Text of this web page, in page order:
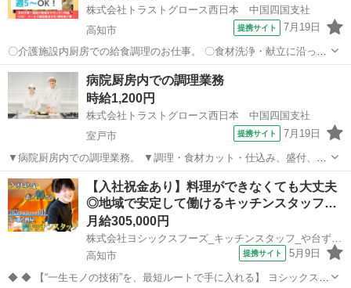
株式会社トラストグロース西日本 中国四国支社
高知市
提携サイト 7月19日
〇介護施設内厨房での給食調理のお仕事。 〇食材洗浄・献立に沿った
調理・盛付け・配膳・食器洗浄・掃除 等。 ●難しい調理作業はない
ので、福祉施設での勤務が初めての方でも安心です。 《必須資格》 ◇
不問 《必須条件》 ◇給...
高知 高知市 キッチン
病院厨房内での調理業務
時給1,200円
株式会社トラストグロース西日本 中国四国支社
室戸市
提携サイト 7月19日
▼病院厨房内での調理業務。 ▼調理・食材カット・仕込み、盛付、配
膳、食器・調理器具洗浄、調理場清掃 等。 ▼制服：貸与あり。 ※採
用後、入職前に検便の提出必須。 〇20代-60代スタッフ活躍中。 【必
須資格】 ◇普通自動...
高知 室戸市 キッチン
【入社祝金あり】料理ができなくても大丈夫
◎地域で安定して働けるキッチンスタッフ…
月給305,000円
株式会社ヨシックスフーズ_キッチンスタッフ_や台ずし高知大橋通町 (正社員)
高知市
提携サイト 5月9日
◆ ◆ 【“一生モノの技術”を、最短ルートで手に入れる】 ヨシックスフ